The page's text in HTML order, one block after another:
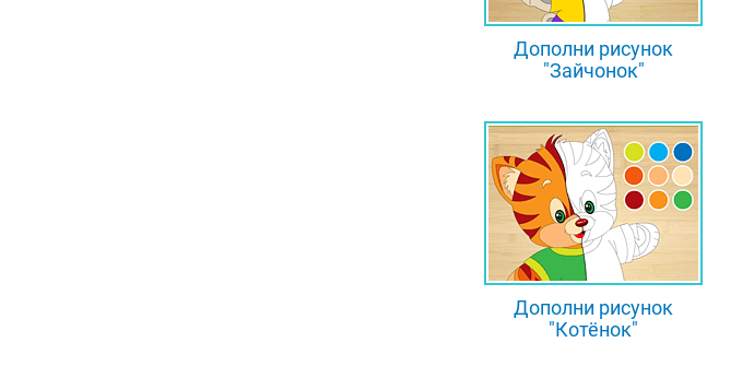
Дополни рисунок
"Зайчонок"
Дополни рисунок
"Котёнок"